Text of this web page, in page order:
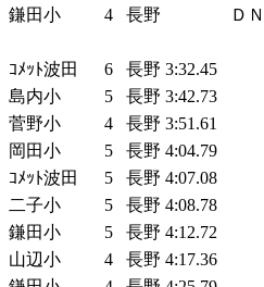
鎌田小 4 長野
Ｄ
ｺﾒｯﾄ波田 6 長野 3:32.45
島内小 5 長野 3:42.73
菅野小 4 長野 3:51.61
岡田小 5 長野 4:04.79
ｺﾒｯﾄ波田 5 長野 4:07.08
二子小 5 長野 4:08.78
鎌田小 5 長野 4:12.72
山辺小 4 長野 4:17.36